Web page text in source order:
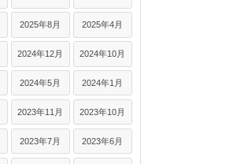
2025年8月 2025年4月
2024年12月 2024年10月
2024年5月 2024年1月
2023年11月 2023年10月
2023年7月 2023年6月